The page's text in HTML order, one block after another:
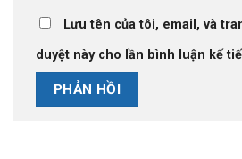
Lưu tên của tôi, email, và
duyệt này cho lần bình luận kế